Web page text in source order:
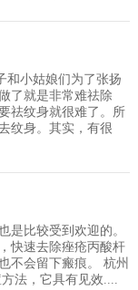
和小姑娘们为了张扬
了就是非常难祛除
祛纹身就很难了。所
纹身。其实，有很
是比较受到欢迎的。
快速去除痤疮丙酸杆
不会留下瘢痕。 杭州
法，它具有见效....